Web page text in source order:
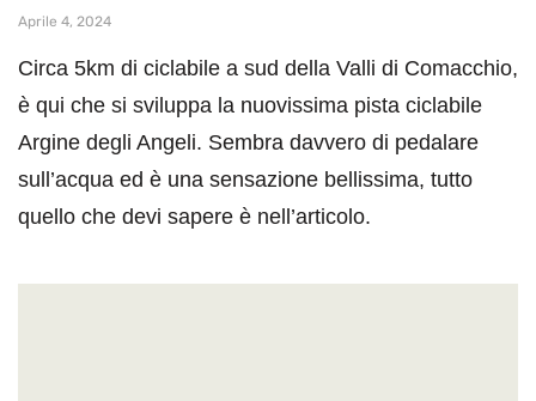
Aprile 4, 2024
Circa 5km di ciclabile a sud della Valli di Comacchio,
è qui che si sviluppa la nuovissima pista ciclabile
Argine degli Angeli. Sembra davvero di pedalare
sull’acqua ed è una sensazione bellissima, tutto
quello che devi sapere è nell’articolo.